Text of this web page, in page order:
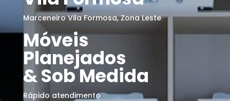
Marceneiro Vila Formosa, Zona Leste
Móveis
Planejados
& Sob Medida
Rápido atendimento